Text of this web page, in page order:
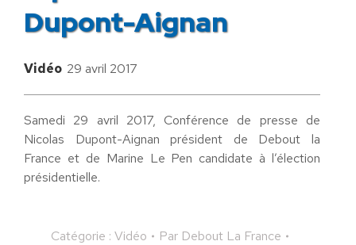
Dupont-Aignan
Vidéo 29 avril 2017
Samedi 29 avril 2017, Conférence de presse de
Nicolas Dupont-Aignan président de Debout la
France et de Marine Le Pen candidate à l’élection
présidentielle.
Catégorie : Vidéo Par Debout La France